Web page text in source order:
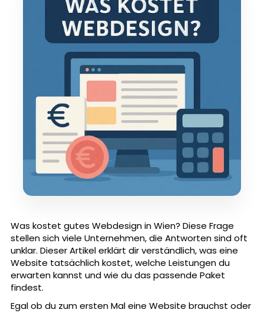
Was kostet gutes Webdesign in Wien? Diese Frage
stellen sich viele Unternehmen, die Antworten sind oft
unklar. Dieser Artikel erklärt dir verständlich, was eine
Website tatsächlich kostet, welche Leistungen du
erwarten kannst und wie du das passende Paket
findest.
Egal ob du zum ersten Mal eine Website brauchst oder